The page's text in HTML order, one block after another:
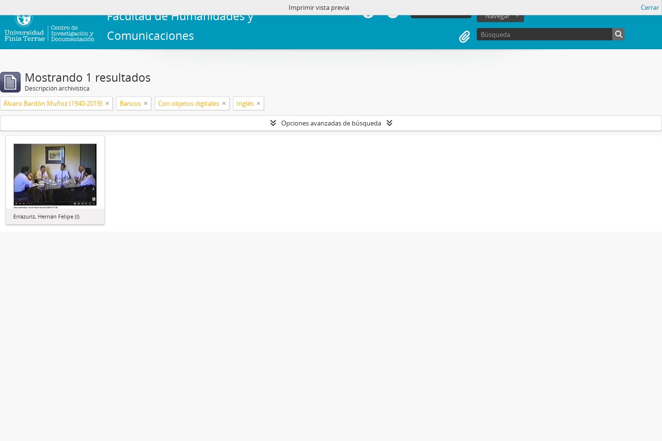
Facultad de Humanidades y
Comunicaciones
Navegar
Imprimir vista previa Cerrar
Mostrando 1 resultados
Descripción archivística
Álvaro Bardón Muñoz (1940-2019) Bancos Con objetos digitales Inglés
Opciones avanzadas de búsqueda
Errázuriz, Hernán Felipe (I)